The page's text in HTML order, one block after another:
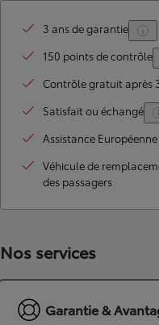
3 ans de garantie
150 points de contrôle
Contrôle gratuit après
Satisfait ou échangé
Assistance
Véhicule de
des passagers
Nos services
Garantie &